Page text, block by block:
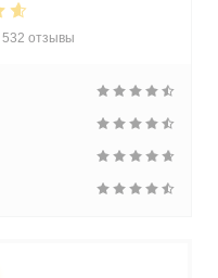
532 отзывы